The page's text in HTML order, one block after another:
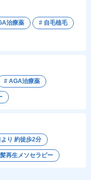
治療薬 # 自毛植毛
り 約徒歩2分
再生メソセラピー
# AGA治療薬